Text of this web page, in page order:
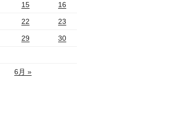
15 16
22 23
29 30
6月 »